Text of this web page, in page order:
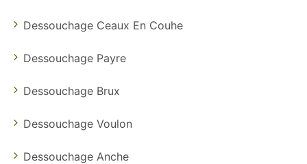
Dessouchage Ceaux En Couhe
Dessouchage Payre
Dessouchage Brux
Dessouchage Voulon
Dessouchage Anche